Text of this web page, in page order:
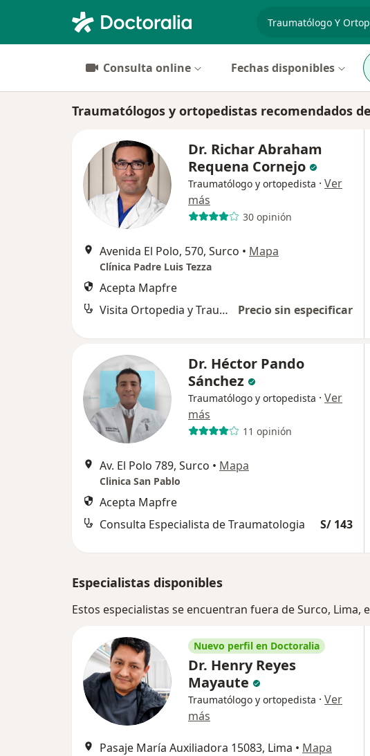
especialidad,
Consulta online Fechas disponibles
Traumatólogos y ortopedistas recomendados
Dr. Richar Abraham
Requena Cornejo
Traumatólogo y ortopedista · Ver
más
30 opinión
Avenida El Polo, 570, Surco • Mapa
Clínica Padre Luis Tezza
Acepta Mapfre
Visita Ortopedia y Traumatología
Precio sin especificar
Dr. Héctor Pando
Sánchez
Traumatólogo y ortopedista · Ver
más
11 opinión
Av. El Polo 789, Surco • Mapa
Clinica San Pablo
Acepta Mapfre
Consulta Especialista de Traumatologia
S/ 143
Especialistas disponibles
Estos especialistas se encuentran fuera de Surco, Lima,
Nuevo perfil en Doctoralia
Dr. Henry Reyes
Mayaute
Traumatólogo y ortopedista · Ver
más
Pasaje María Auxiliadora 15083, Lima • Mapa